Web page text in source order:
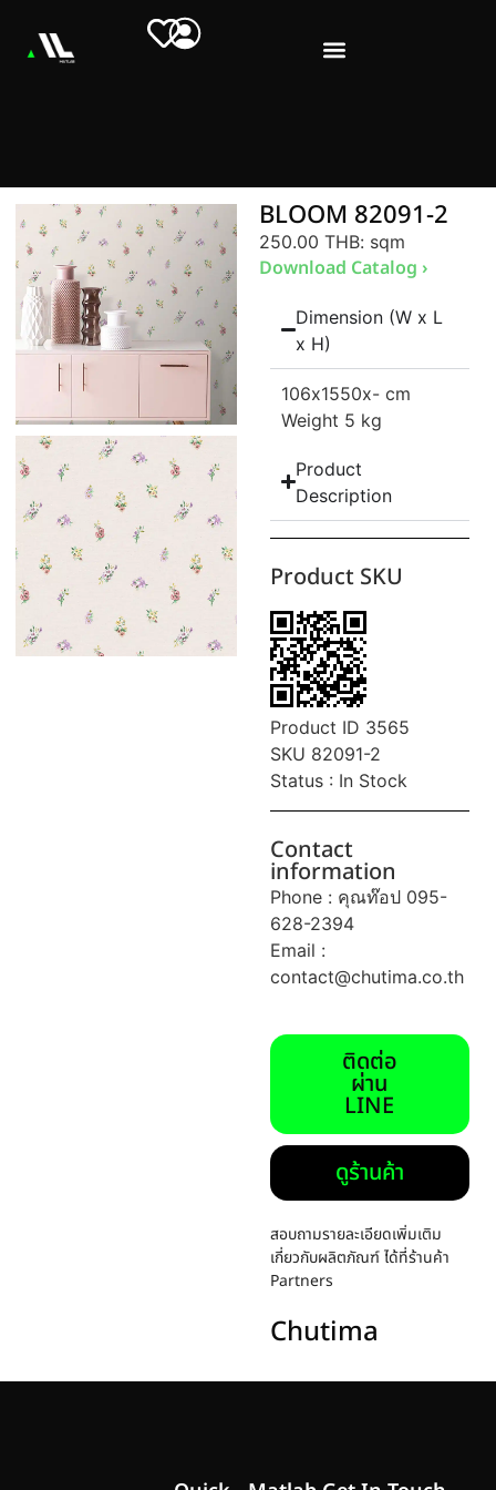
BLOOM 82091-2
250.00 THB: sqm
Download Catalog ›
Dimension (W x L
x H)
106x1550x- cm
Weight 5 kg
Product
Description
Product SKU
Product ID 3565
SKU 82091-2
Status : In Stock
Contact
information
Phone : คุณท๊อป 095-
628-2394
Email :
contact@chutima.co.th
ติดต่อ
ผ่าน
LINE
ดูร้านค้า
สอบถามรายละเอียดเพิ่มเติม
เกี่ยวกับผลิตภัณฑ์ ได้ที่ร้านค้า
Partners
Chutima